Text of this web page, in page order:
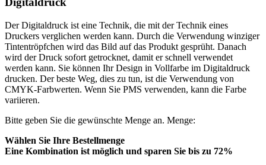
Der Digitaldruck ist eine Technik, die mit der Technik eines
Druckers verglichen werden kann. Durch die Verwendung winziger
Tintentröpfchen wird das Bild auf das Produkt gesprüht. Danach
wird der Druck sofort getrocknet, damit er schnell verwendet
werden kann. Sie können Ihr Design in Vollfarbe im Digitaldruck
drucken. Der beste Weg, dies zu tun, ist die Verwendung von
CMYK-Farbwerten. Wenn Sie PMS verwenden, kann die Farbe
variieren.
Bitte geben Sie die gewünschte Menge an. Menge:
Wählen Sie Ihre Bestellmenge
Eine Kombination ist möglich und sparen Sie bis zu 72%